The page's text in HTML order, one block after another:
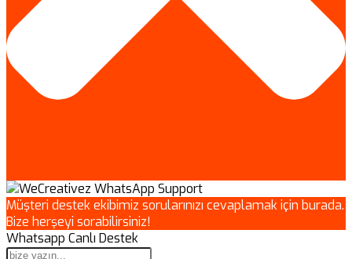
Müşteri destek ekibimiz sorularınızı cevaplamak için burada.
Bize herşeyi sorabilirsiniz!
Whatsapp Canlı Destek